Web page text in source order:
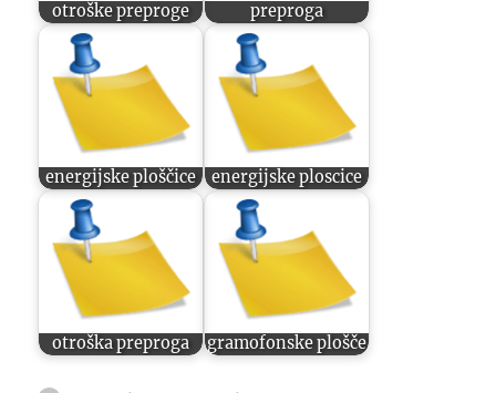
otroške preproge preproga
energijske ploščice energijske ploscice
otroška preproga gramofonske plošče